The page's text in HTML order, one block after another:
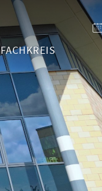
FACHKREIS